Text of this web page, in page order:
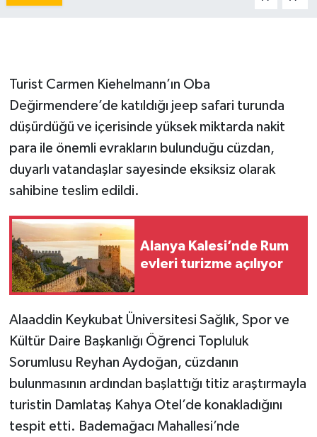
Turist Carmen Kiehelmann’ın Oba
Değirmendere’de katıldığı jeep safari turunda
düşürdüğü ve içerisinde yüksek miktarda nakit
para ile önemli evrakların bulunduğu cüzdan,
duyarlı vatandaşlar sayesinde eksiksiz olarak
sahibine teslim edildi.
Alanya Kalesi’nde Rum
evleri turizme açılıyor
Alaaddin Keykubat Üniversitesi Sağlık, Spor ve
Kültür Daire Başkanlığı Öğrenci Topluluk
Sorumlusu Reyhan Aydoğan, cüzdanın
bulunmasının ardından başlattığı titiz araştırmayla
turistin Damlataş Kahya Otel’de konakladığını
tespit etti. Bademağacı Mahallesi’nde